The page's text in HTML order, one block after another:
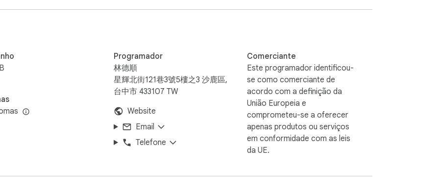
login; or buy a license key anonymously)
— anywhere thumbnails appear
a video (7-day server cache)
configurable to 150 / 300 / 500 / 800 ms
on hover and disappears on mouse-out
Programador
林德順
星輝北街121巷3號5樓之3 沙鹿區,
台中市 433107 TW
Website
Email
Telefone
Comerciante
Este programador identificou-
se como comerciante de
acordo com a definição da
União Europeia e
comprometeu-se a oferecer
apenas produtos ou serviços
em conformidade com as leis
da UE.